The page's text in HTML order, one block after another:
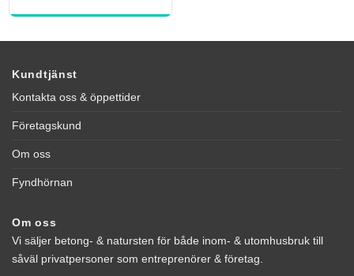
Kundtjänst
Kontakta oss & öppettider
Företagskund
Om oss
Fyndhörnan
Om oss
Vi säljer betong- & natursten för både inom- & utomhusbruk till
såväl privatpersoner som entreprenörer & företag.